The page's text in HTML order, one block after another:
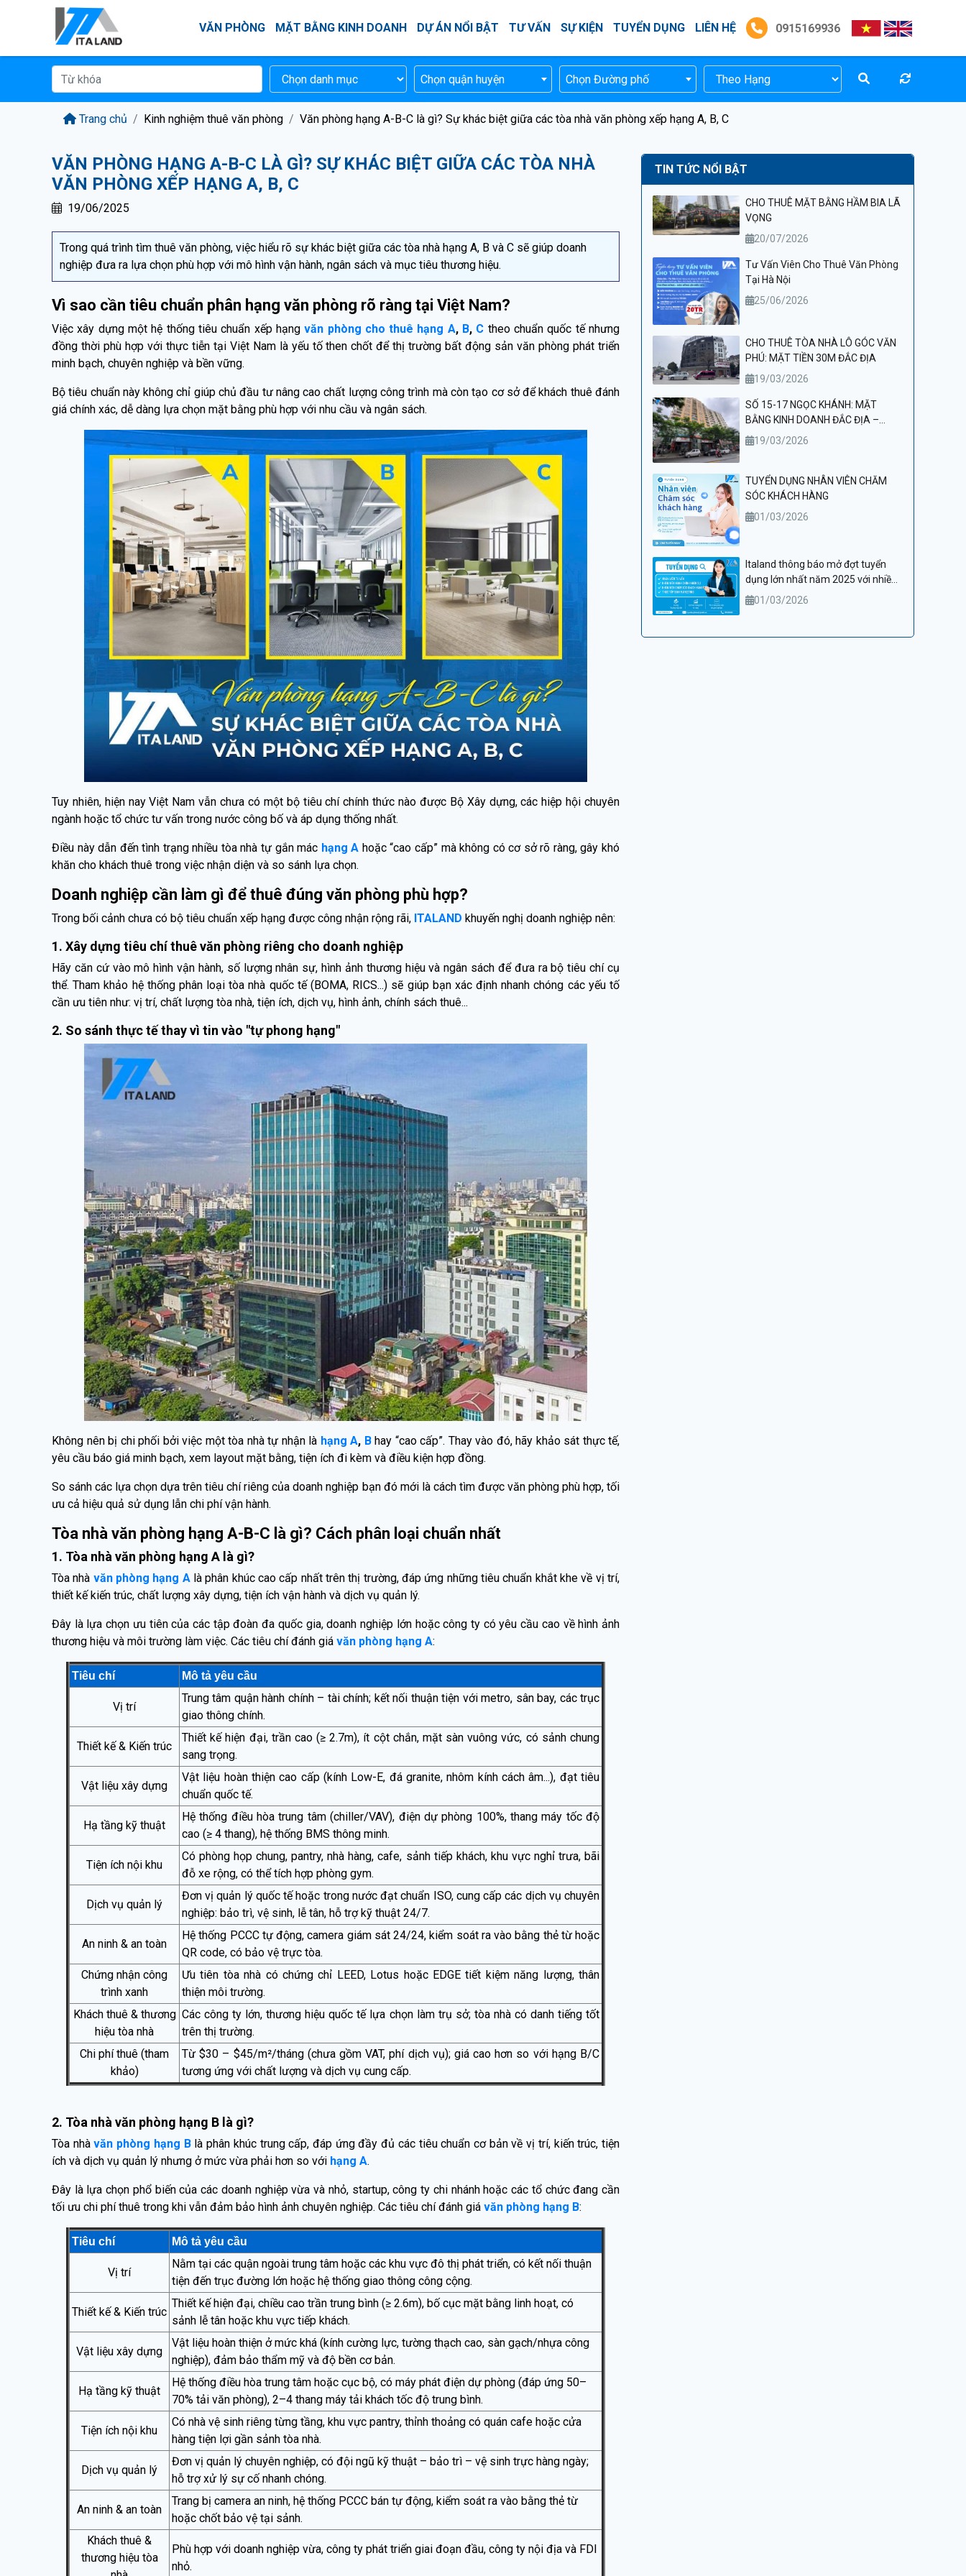
VĂN PHÒNG MẶT BẰNG KINH DOANH DỰ ÁN NỔI BẬT TƯ VẤN SỰ KIỆN TUYỂN DỤNG LIÊN HỆ 0915169936
Chọn quận huyện Chọn Đường phố
Trang chủ Kinh nghiệm thuê văn phòng Văn phòng hạng A-B-C là gì? Sự khác biệt giữa các tòa nhà văn phòng xếp hạng A, B, C
VĂN PHÒNG HẠNG A-B-C LÀ GÌ? SỰ KHÁC BIỆT GIỮA CÁC TÒA NHÀ
VĂN PHÒNG XẾP HẠNG A, B, C
19/06/2025
Trong quá trình tìm thuê văn phòng, việc hiểu rõ sự khác biệt giữa các tòa nhà hạng A, B và C sẽ giúp doanh
nghiệp đưa ra lựa chọn phù hợp với mô hình vận hành, ngân sách và mục tiêu thương hiệu.
Vì sao cần tiêu chuẩn phân hạng văn phòng rõ ràng tại Việt Nam?
Việc xây dựng một hệ thống tiêu chuẩn xếp hạngvăn phòng cho thuê hạng A, B, C theo chuẩn quốc tế nhưng
đồng thời phù hợp với thực tiễn tại Việt Nam là yếu tố then chốt để thị trường bất động sản văn phòng phát triển
minh bạch, chuyên nghiệp và bền vững.
Bộ tiêu chuẩn này không chỉ giúp chủ đầu tư nâng cao chất lượng công trình mà còn tạo cơ sở để khách thuê đánh
giá chính xác, dễ dàng lựa chọn mặt bằng phù hợp với nhu cầu và ngân sách.
Tuy nhiên, hiện nay Việt Nam vẫn chưa có một bộ tiêu chí chính thức nào được Bộ Xây dựng, các hiệp hội chuyên
ngành hoặc tổ chức tư vấn trong nước công bố và áp dụng thống nhất.
Điều này dẫn đến tình trạng nhiều tòa nhà tự gắn mác hạng A hoặc “cao cấp” mà không có cơ sở rõ ràng, gây khó
khăn cho khách thuê trong việc nhận diện và so sánh lựa chọn.
Doanh nghiệp cần làm gì để thuê đúng văn phòng phù hợp?
Trong bối cảnh chưa có bộ tiêu chuẩn xếp hạng được công nhận rộng rãi, ITALAND khuyến nghị doanh nghiệp nên:
1. Xây dựng tiêu chí thuê văn phòng riêng cho doanh nghiệp
Hãy căn cứ vào mô hình vận hành, số lượng nhân sự, hình ảnh thương hiệu và ngân sách để đưa ra bộ tiêu chí cụ
thể. Tham khảo hệ thống phân loại tòa nhà quốc tế (BOMA, RICS...) sẽ giúp bạn xác định nhanh chóng các yếu tố
cần ưu tiên như: vị trí, chất lượng tòa nhà, tiện ích, dịch vụ, hình ảnh, chính sách thuê...
2. So sánh thực tế thay vì tin vào "tự phong hạng"
Không nên bị chi phối bởi việc một tòa nhà tự nhận là hạng A, Bhay “cao cấp”. Thay vào đó, hãy khảo sát thực tế,
yêu cầu báo giá minh bạch, xem layout mặt bằng, tiện ích đi kèm và điều kiện hợp đồng.
So sánh các lựa chọn dựa trên tiêu chí riêng của doanh nghiệp bạn đó mới là cách tìm được văn phòng phù hợp, tối
ưu cả hiệu quả sử dụng lẫn chi phí vận hành.
Tòa nhà văn phòng hạng A-B-C là gì? Cách phân loại chuẩn nhất
1. Tòa nhà văn phòng hạng A là gì?
Tòa nhà văn phòng hạng A là phân khúc cao cấp nhất trên thị trường, đáp ứng những tiêu chuẩn khắt khe về vị trí,
thiết kế kiến trúc, chất lượng xây dựng, tiện ích vận hành và dịch vụ quản lý.
Đây là lựa chọn ưu tiên của các tập đoàn đa quốc gia, doanh nghiệp lớn hoặc công ty có yêu cầu cao về hình ảnh
thương hiệu và môi trường làm việc. Các tiêu chí đánh giá văn phòng hạng A:
Tiêu chí Mô tả yêu cầu
Vị trí
Trung tâm quận hành chính – tài chính; kết nối thuận tiện với metro, sân bay, các trục
giao thông chính.
Thiết kế & Kiến trúc
Thiết kế hiện đại, trần cao (≥ 2.7m), ít cột chắn, mặt sàn vuông vức, có sảnh chung
sang trọng.
Vật liệu xây dựng
Vật liệu hoàn thiện cao cấp (kính Low-E, đá granite, nhôm kính cách âm...), đạt tiêu
chuẩn quốc tế.
Hạ tầng kỹ thuật
Hệ thống điều hòa trung tâm (chiller/VAV), điện dự phòng 100%, thang máy tốc độ
cao (≥ 4 thang), hệ thống BMS thông minh.
Tiện ích nội khu
Có phòng họp chung, pantry, nhà hàng, cafe, sảnh tiếp khách, khu vực nghỉ trưa, bãi
đỗ xe rộng, có thể tích hợp phòng gym.
Dịch vụ quản lý
Đơn vị quản lý quốc tế hoặc trong nước đạt chuẩn ISO, cung cấp các dịch vụ chuyên
nghiệp: bảo trì, vệ sinh, lễ tân, hỗ trợ kỹ thuật 24/7.
An ninh & an toàn
Hệ thống PCCC tự động, camera giám sát 24/24, kiểm soát ra vào bằng thẻ từ hoặc
QR code, có bảo vệ trực tòa.
Chứng nhận công
trình xanh
Ưu tiên tòa nhà có chứng chỉ LEED, Lotus hoặc EDGE tiết kiệm năng lượng, thân
thiện môi trường.
Khách thuê & thương
hiệu tòa nhà
Các công ty lớn, thương hiệu quốc tế lựa chọn làm trụ sở; tòa nhà có danh tiếng tốt
trên thị trường.
Chi phí thuê (tham
khảo)
Từ $30 – $45/m²/tháng (chưa gồm VAT, phí dịch vụ); giá cao hơn so với hạng B/C
tương ứng với chất lượng và dịch vụ cung cấp.
2. Tòa nhà văn phòng hạng B là gì?
Tòa nhàvăn phòng hạng B là phân khúc trung cấp, đáp ứng đầy đủ các tiêu chuẩn cơ bản về vị trí, kiến trúc, tiện
ích và dịch vụ quản lý nhưng ở mức vừa phải hơn so với hạng A.
Đây là lựa chọn phổ biến của các doanh nghiệp vừa và nhỏ, startup, công ty chi nhánh hoặc các tổ chức đang cần
tối ưu chi phí thuê trong khi vẫn đảm bảo hình ảnh chuyên nghiệp. Các tiêu chí đánh giá văn phòng hạng B:
Tiêu chí Mô tả yêu cầu
Vị trí
Nằm tại các quận ngoài trung tâm hoặc các khu vực đô thị phát triển, có kết nối thuận
tiện đến trục đường lớn hoặc hệ thống giao thông công cộng.
Thiết kế & Kiến trúc
Thiết kế hiện đại, chiều cao trần trung bình (≥ 2.6m), bố cục mặt bằng linh hoạt, có
sảnh lễ tân hoặc khu vực tiếp khách.
Vật liệu xây dựng
Vật liệu hoàn thiện ở mức khá (kính cường lực, tường thạch cao, sàn gạch/nhựa công
nghiệp), đảm bảo thẩm mỹ và độ bền cơ bản.
Hạ tầng kỹ thuật
Hệ thống điều hòa trung tâm hoặc cục bộ, có máy phát điện dự phòng (đáp ứng 50–
70% tải văn phòng), 2–4 thang máy tải khách tốc độ trung bình.
Tiện ích nội khu
Có nhà vệ sinh riêng từng tầng, khu vực pantry, thỉnh thoảng có quán cafe hoặc cửa
hàng tiện lợi gần sảnh tòa nhà.
Dịch vụ quản lý
Đơn vị quản lý chuyên nghiệp, có đội ngũ kỹ thuật – bảo trì – vệ sinh trực hàng ngày;
hỗ trợ xử lý sự cố nhanh chóng.
An ninh & an toàn
Trang bị camera an ninh, hệ thống PCCC bán tự động, kiểm soát ra vào bằng thẻ từ
hoặc chốt bảo vệ tại sảnh.
Khách thuê &
thương hiệu tòa
Phù hợp với doanh nghiệp vừa, công ty phát triển giai đoạn đầu, công ty nội địa và FDI
nhỏ.
TIN TỨC NỔI BẬT
CHO THUÊ MẶT BẰNG HẦM BIA LÃ
VỌNG
20/07/2026
Tư Vấn Viên Cho Thuê Văn Phòng
Tại Hà Nội
25/06/2026
CHO THUÊ TÒA NHÀ LÔ GÓC VĂN
PHÚ: MẶT TIỀN 30M ĐẮC ĐỊA
19/03/2026
SỐ 15-17 NGỌC KHÁNH: MẶT
BẰNG KINH DOANH ĐẮC ĐỊA –
ĐIỂM ĐẾN LÝ TƯỞNG CHO PHÒNG
19/03/2026
TUYỂN DỤNG NHÂN VIÊN CHĂM
SÓC KHÁCH HÀNG
01/03/2026
Italand thông báo mở đợt tuyển
dụng lớn nhất năm 2025 với nhiều
cơ hội việc làm hấp dẫn
01/03/2026